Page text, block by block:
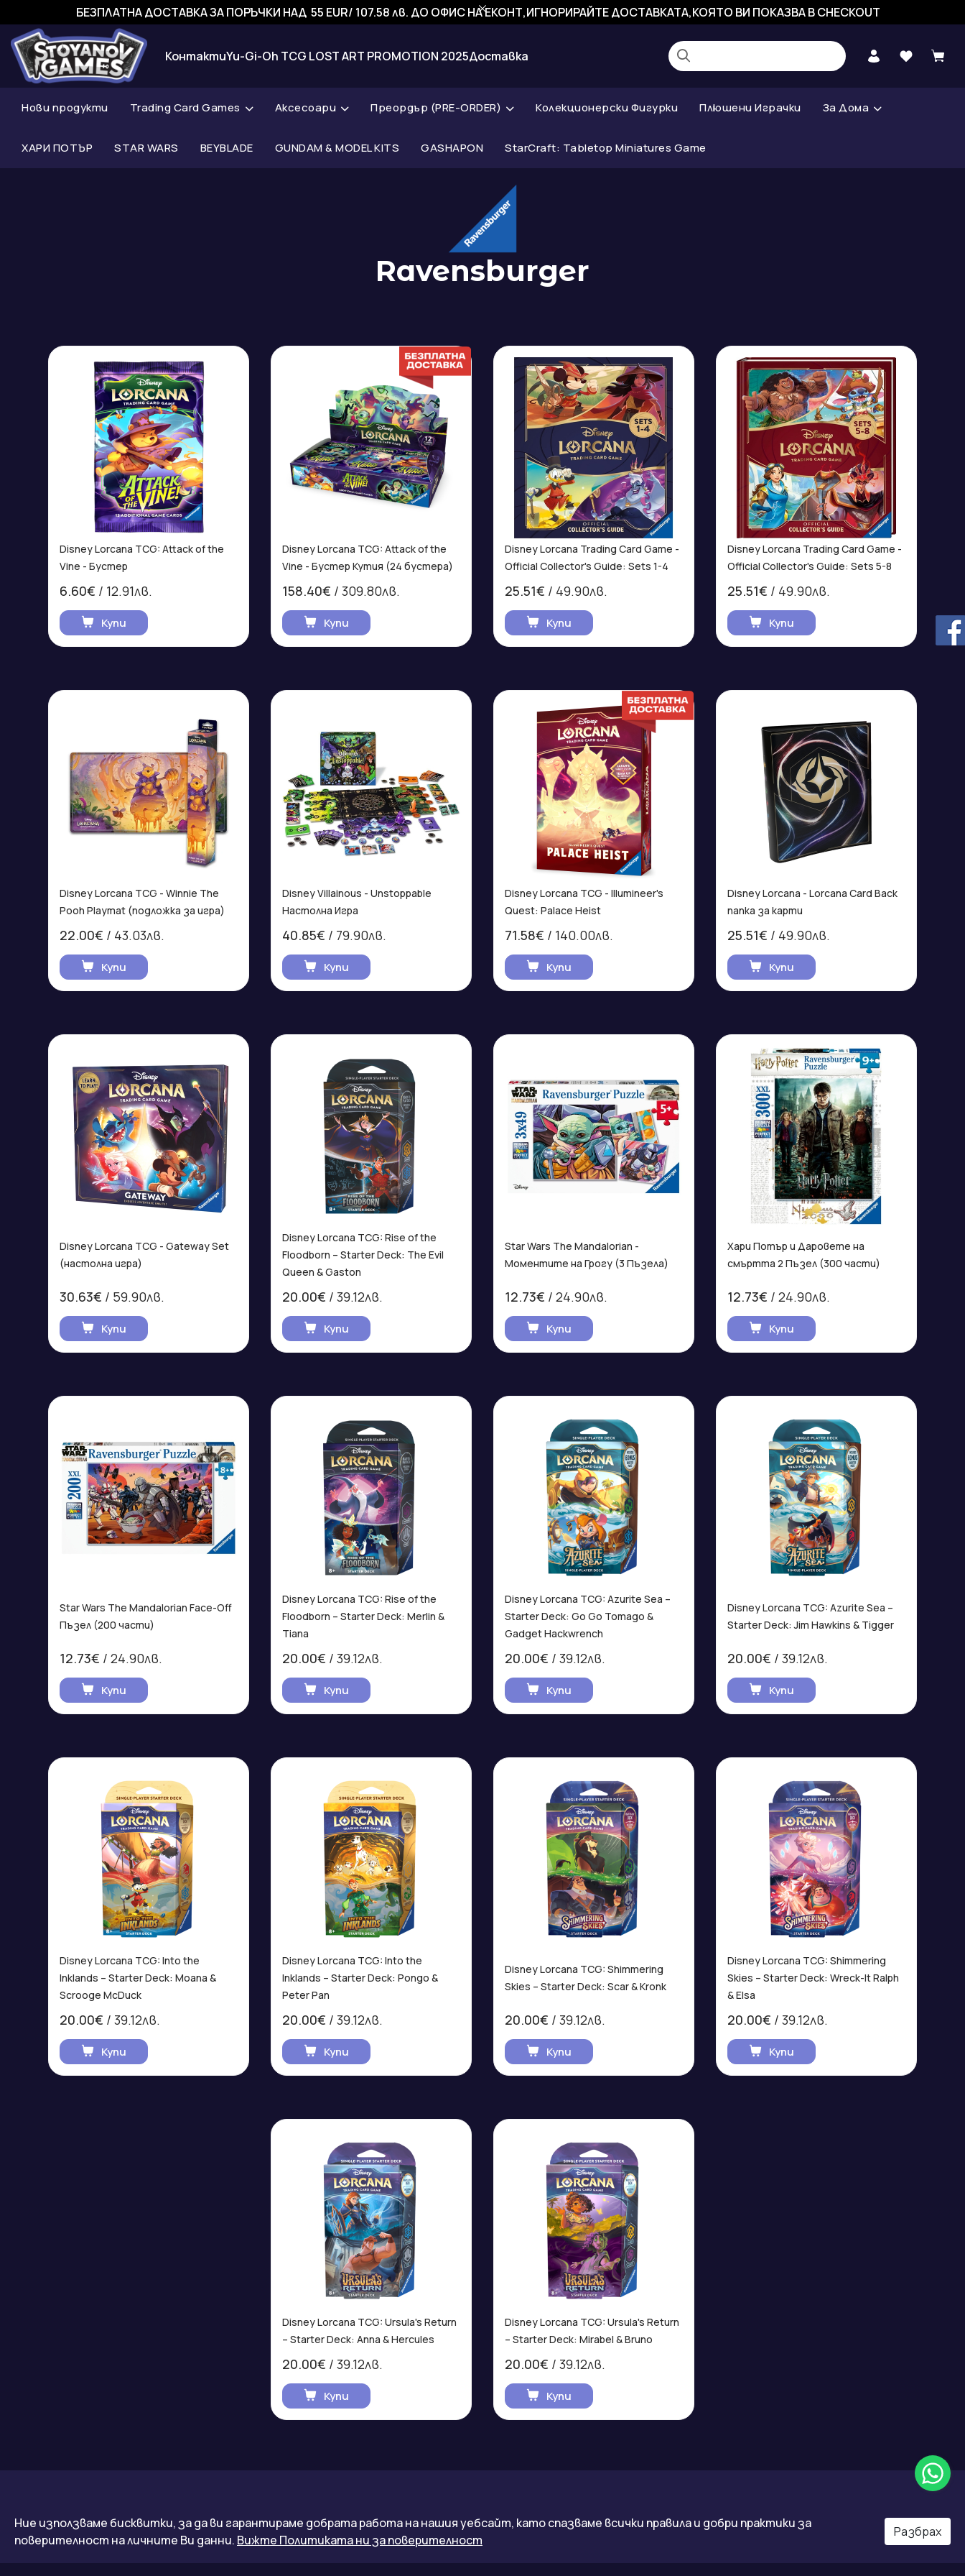
БЕЗПЛАТНА ДОСТАВКА ЗА ПОРЪЧКИ НАД 55 EUR/ 107.58 лв. ДО ОФИС НА ЕКОНТ,ИГНОРИРАЙТЕ ДОСТАВКАТА,КОЯТО ВИ ПОКАЗВА В CHECKOUT
КонтактиYu-Gi-Oh TCG LOST ART PROMOTION 2025Доставка
Нови продукти Trading Card Games Аксесоари Преордър (PRE-ORDER) Колекционерски Фигурки Плюшени Играчки За Дома
ХАРИ ПОТЪР STAR WARS BEYBLADE GUNDAM & MODEL KITS GASHAPON StarCraft: Tabletop Miniatures Game
Ravensburger
Disney Lorcana TCG: Attack of the
Vine - Бустер
6.60€ / 12.91лв.
Купи
Disney Lorcana TCG: Attack of the
Vine - Бустер Кутия (24 бустера)
158.40€ / 309.80лв.
Купи
Disney Lorcana Trading Card Game -
Official Collector's Guide: Sets 1-4
25.51€ / 49.90лв.
Купи
Disney Lorcana Trading Card Game -
Official Collector's Guide: Sets 5-8
25.51€ / 49.90лв.
Купи
Disney Lorcana TCG - Winnie The
Pooh Playmat (подложка за игра)
22.00€ / 43.03лв.
Купи
Disney Villainous - Unstoppable
Настолна Игра
40.85€ / 79.90лв.
Купи
Disney Lorcana TCG - Illumineer's
Quest: Palace Heist
71.58€ / 140.00лв.
Купи
Disney Lorcana - Lorcana Card Back
папка за карти
25.51€ / 49.90лв.
Купи
Disney Lorcana TCG - Gateway Set
(настолна игра)
30.63€ / 59.90лв.
Купи
Disney Lorcana TCG: Rise of the
Floodborn – Starter Deck: The Evil
Queen & Gaston
20.00€ / 39.12лв.
Купи
Star Wars The Mandalorian -
Моментите на Грогу (3 Пъзела)
12.73€ / 24.90лв.
Купи
Хари Потър и Даровете на
смъртта 2 Пъзел (300 части)
12.73€ / 24.90лв.
Купи
Star Wars The Mandalorian Face-Off
Пъзел (200 части)
12.73€ / 24.90лв.
Купи
Disney Lorcana TCG: Rise of the
Floodborn – Starter Deck: Merlin &
Tiana
20.00€ / 39.12лв.
Купи
Disney Lorcana TCG: Azurite Sea –
Starter Deck: Go Go Tomago &
Gadget Hackwrench
20.00€ / 39.12лв.
Купи
Disney Lorcana TCG: Azurite Sea –
Starter Deck: Jim Hawkins & Tigger
20.00€ / 39.12лв.
Купи
Disney Lorcana TCG: Into the
Inklands – Starter Deck: Moana &
Scrooge McDuck
20.00€ / 39.12лв.
Купи
Disney Lorcana TCG: Into the
Inklands – Starter Deck: Pongo &
Peter Pan
20.00€ / 39.12лв.
Купи
Disney Lorcana TCG: Shimmering
Skies – Starter Deck: Scar & Kronk
20.00€ / 39.12лв.
Купи
Disney Lorcana TCG: Shimmering
Skies – Starter Deck: Wreck-It Ralph
& Elsa
20.00€ / 39.12лв.
Купи
Disney Lorcana TCG: Ursula's Return
– Starter Deck: Anna & Hercules
20.00€ / 39.12лв.
Купи
Disney Lorcana TCG: Ursula's Return
– Starter Deck: Mirabel & Bruno
20.00€ / 39.12лв.
Купи
Ние използваме бисквитки, за да ви гарантираме добрата работа на нашия уебсайт, като спазваме всички правила и добри практики за
поверителност на личните Ви данни. Вижте Политиката ни за поверителност
Разбрах
Контакти Обслужване на клиенти Клиенти